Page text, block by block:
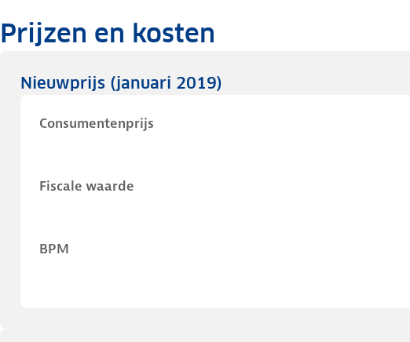
Prijzen en kosten
Nieuwprijs (januari 2019)
Consumentenprijs
Fiscale waarde
BPM